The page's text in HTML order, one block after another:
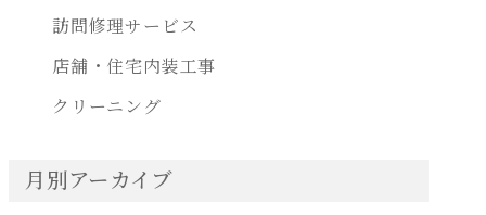
訪問修理サービス
店舗・住宅内装工事
クリーニング
月別アーカイブ